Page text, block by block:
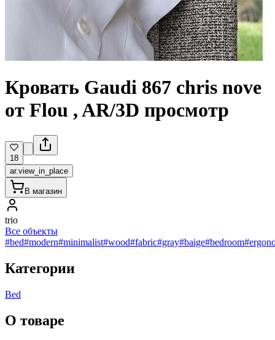
Кровать Gaudi 867 chris nove
от Flou , AR/3D просмотр
18
ar.view_in_place
В магазин
trio
Все объекты
#bed#modern#minimalist#wood#fabric#gray#baige#bedroom
Категории
Bed
О товаре